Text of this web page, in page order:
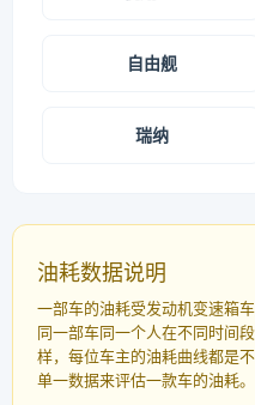
自由舰
瑞纳
油耗数据说明
一部车的油耗受发动机变速箱
同一部车同一个人在不同时间
样，每位车主的油耗曲线都是
单一数据来评估一款车的油耗。